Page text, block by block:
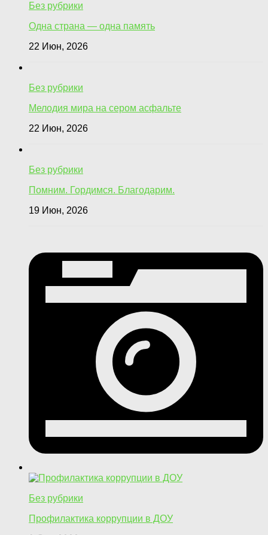
Без рубрики
Одна страна — одна память
22 Июн, 2026
Без рубрики
Мелодия мира на сером асфальте
22 Июн, 2026
Без рубрики
Помним. Гордимся. Благодарим.
19 Июн, 2026
Без рубрики
Профилактика коррупции в ДОУ